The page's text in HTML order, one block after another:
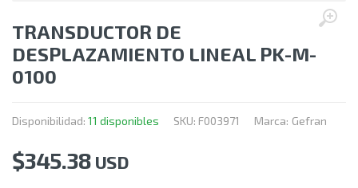
TRANSDUCTOR DE
DESPLAZAMIENTO LINEAL PK-M-
0100
Disponibilidad: 11 disponibles SKU: F003971 Marca: Gefran
$345.38 USD